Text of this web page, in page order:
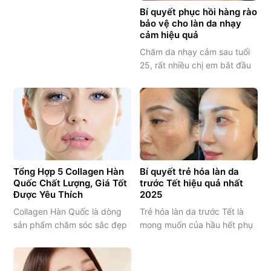
thời…
Bí quyết phục hồi hàng rào
bảo vệ cho làn da nhạy
cảm hiệu quả
Chăm da nhạy cảm sau tuổi
25, rất nhiều chị em bắt đầu
không còn “dễ chiều” như
trước. Em từng gặp một
khách chia sẻ rằng trước đây
dùng mỹ phẩm gì cũng hợp,
nhưng dạo gần đây da dễ
đỏ, châm chích, thậm chí nổi
mụn li…
Tổng Hợp 5 Collagen Hàn
Quốc Chất Lượng, Giá Tốt
Được Yêu Thích
Collagen Hàn Quốc là dòng
sản phẩm chăm sóc sắc đẹp
nhờ khả năng hỗ trợ giữ làn
da căng mịn, trẻ đẹp từ bên
Bí quyết trẻ hóa làn da
trước Tết hiệu quả nhất
2025
Trẻ hóa làn da trước Tết là
mong muốn của hầu hết phụ